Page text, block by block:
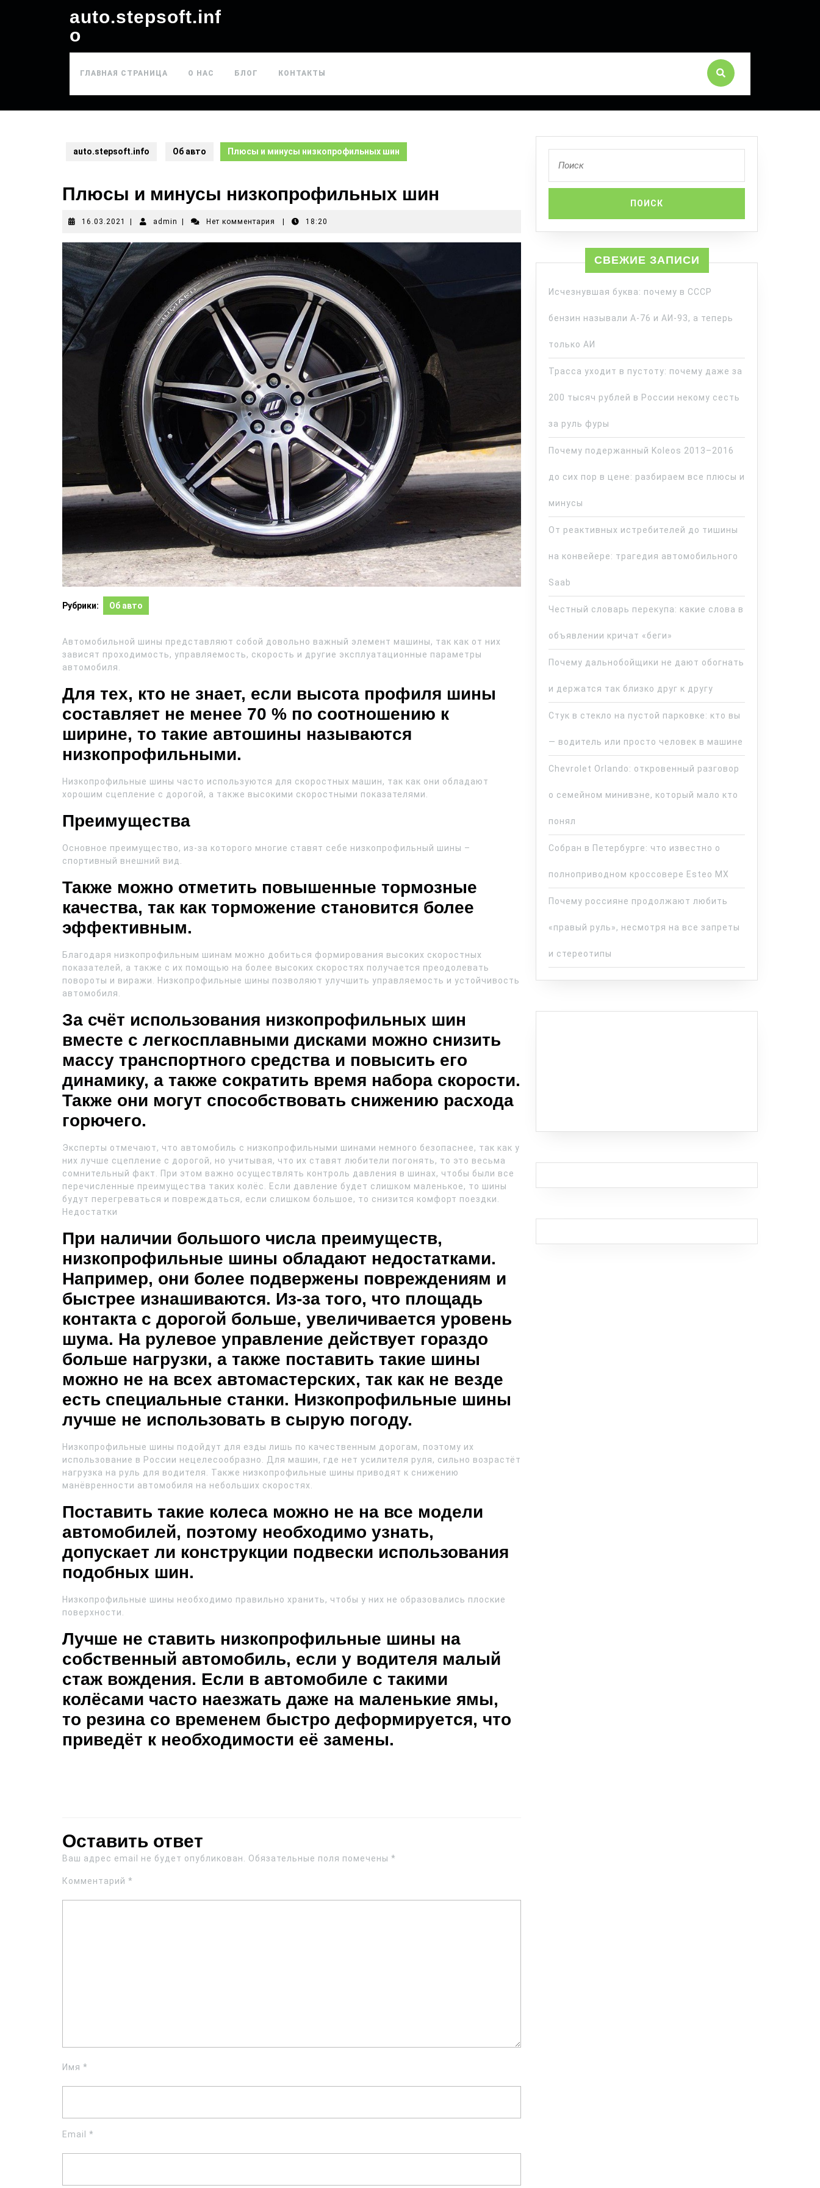
auto.stepsoft.inf
o
ГЛАВНАЯ СТРАНИЦА О НАС БЛОГ КОНТАКТЫ
auto.stepsoft.info Об авто Плюсы и минусы низкопрофильных шин
Плюсы и минусы низкопрофильных шин
16.03.2021 admin Нет комментария 18:20
Рубрики: Об авто
Автомобильной шины представляют собой довольно важный элемент машины, так как от них
зависят проходимость, управляемость, скорость и другие эксплуатационные параметры
автомобиля.
Для тех, кто не знает, если высота профиля шины
составляет не менее 70 % по соотношению к
ширине, то такие автошины называются
низкопрофильными.
Низкопрофильные шины часто используются для скоростных машин, так как они обладают
хорошим сцепление с дорогой, а также высокими скоростными показателями.
Преимущества
Основное преимущество, из-за которого многие ставят себе низкопрофильный шины –
спортивный внешний вид.
Также можно отметить повышенные тормозные
качества, так как торможение становится более
эффективным.
Благодаря низкопрофильным шинам можно добиться формирования высоких скоростных
показателей, а также с их помощью на более высоких скоростях получается преодолевать
повороты и виражи. Низкопрофильные шины позволяют улучшить управляемость и устойчивость
автомобиля.
За счёт использования низкопрофильных шин
вместе с легкосплавными дисками можно снизить
массу транспортного средства и повысить его
динамику, а также сократить время набора скорости.
Также они могут способствовать снижению расхода
горючего.
Эксперты отмечают, что автомобиль с низкопрофильными шинами немного безопаснее, так как у
них лучше сцепление с дорогой, но учитывая, что их ставят любители погонять, то это весьма
сомнительный факт. При этом важно осуществлять контроль давления в шинах, чтобы были все
перечисленные преимущества таких колёс. Если давление будет слишком маленькое, то шины
будут перегреваться и повреждаться, если слишком большое, то снизится комфорт поездки.
Недостатки
При наличии большого числа преимуществ,
низкопрофильные шины обладают недостатками.
Например, они более подвержены повреждениям и
быстрее изнашиваются. Из-за того, что площадь
контакта с дорогой больше, увеличивается уровень
шума. На рулевое управление действует гораздо
больше нагрузки, а также поставить такие шины
можно не на всех автомастерских, так как не везде
есть специальные станки. Низкопрофильные шины
лучше не использовать в сырую погоду.
Низкопрофильные шины подойдут для езды лишь по качественным дорогам, поэтому их
использование в России нецелесообразно. Для машин, где нет усилителя руля, сильно возрастёт
нагрузка на руль для водителя. Также низкопрофильные шины приводят к снижению
манёвренности автомобиля на небольших скоростях.
Поставить такие колеса можно не на все модели
автомобилей, поэтому необходимо узнать,
допускает ли конструкции подвески использования
подобных шин.
Низкопрофильные шины необходимо правильно хранить, чтобы у них не образовались плоские
поверхности.
Лучше не ставить низкопрофильные шины на
собственный автомобиль, если у водителя малый
стаж вождения. Если в автомобиле с такими
колёсами часто наезжать даже на маленькие ямы,
то резина со временем быстро деформируется, что
приведёт к необходимости её замены.
Оставить ответ
Ваш адрес email не будет опубликован. Обязательные поля помечены *
Комментарий *
Имя *
Email *
СВЕЖИЕ ЗАПИСИ
Исчезнувшая буква: почему в СССР
бензин называли А-76 и АИ-93, а теперь
только АИ
Трасса уходит в пустоту: почему даже за
200 тысяч рублей в России некому сесть
за руль фуры
Почему подержанный Koleos 2013–2016
до сих пор в цене: разбираем все плюсы и
минусы
От реактивных истребителей до тишины
на конвейере: трагедия автомобильного
Saab
Честный словарь перекупа: какие слова в
объявлении кричат «беги»
Почему дальнобойщики не дают обогнать
и держатся так близко друг к другу
Стук в стекло на пустой парковке: кто вы
— водитель или просто человек в машине
Chevrolet Orlando: откровенный разговор
о семейном минивэне, который мало кто
понял
Собран в Петербурге: что известно о
полноприводном кроссовере Esteo MX
Почему россияне продолжают любить
«правый руль», несмотря на все запреты
и стереотипы